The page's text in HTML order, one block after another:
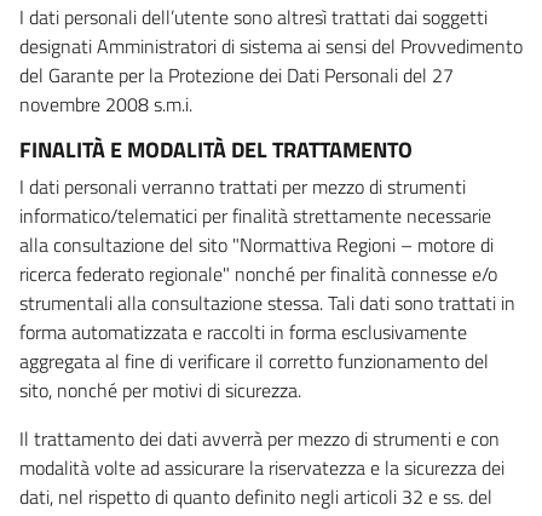
I dati personali dell’utente sono altresì trattati dai soggetti
designati Amministratori di sistema ai sensi del Provvedimento
del Garante per la Protezione dei Dati Personali del 27
novembre 2008 s.m.i.
FINALITÀ E MODALITÀ DEL TRATTAMENTO
I dati personali verranno trattati per mezzo di strumenti
informatico/telematici per finalità strettamente necessarie
alla consultazione del sito "Normattiva Regioni – motore di
ricerca federato regionale" nonché per finalità connesse e/o
strumentali alla consultazione stessa. Tali dati sono trattati in
forma automatizzata e raccolti in forma esclusivamente
aggregata al fine di verificare il corretto funzionamento del
sito, nonché per motivi di sicurezza.
Il trattamento dei dati avverrà per mezzo di strumenti e con
modalità volte ad assicurare la riservatezza e la sicurezza dei
dati, nel rispetto di quanto definito negli articoli 32 e ss. del